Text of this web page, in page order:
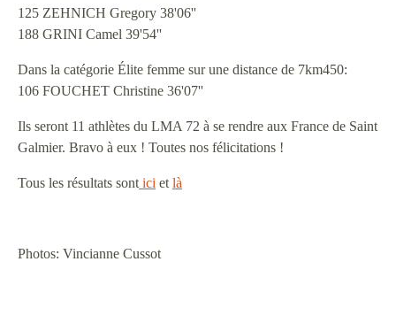
125 ZEHNICH Gregory 38'06''
188 GRINI Camel 39'54''
Dans la catégorie Élite femme sur une distance de 7km450:
106 FOUCHET Christine 36'07''
Ils seront 11 athlètes du LMA 72 à se rendre aux France de Saint
Galmier. Bravo à eux ! Toutes nos félicitations !
Tous les résultats sont ici et là
Photos: Vincianne Cussot